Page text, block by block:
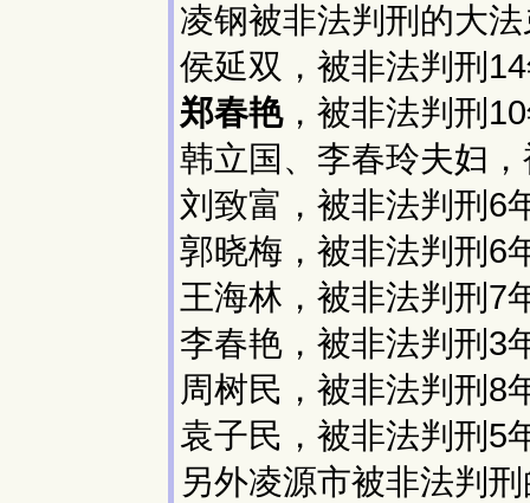
凌钢被非法判刑的大
侯延双，被非法判刑
郑春艳，被非法判刑
韩立国、李春玲夫妇
刘致富，被非法判刑6
郭晓梅，被非法判刑6
王海林，被非法判刑7
李春艳，被非法判刑3
周树民，被非法判刑8
袁子民，被非法判刑5
另外凌源市被非法判